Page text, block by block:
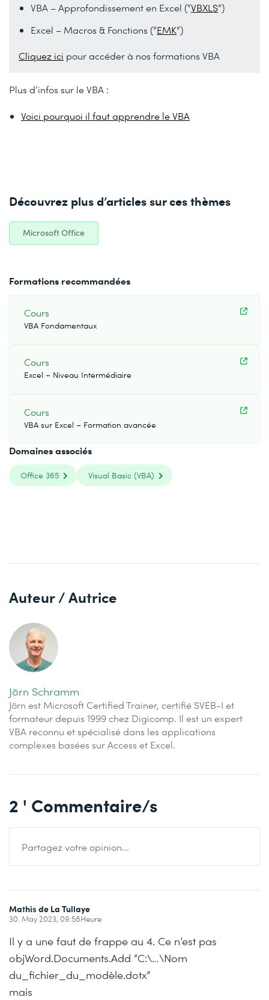
VBA – Approfondissement en Excel (“VBXLS“)
Excel – Macros & Fonctions (“EMK“)
Cliquez ici pour accéder à nos formations VBA
Plus d’infos sur le VBA :
Voici pourquoi il faut apprendre le VBA
Découvrez plus d’articles sur ces thèmes
Microsoft Office
Formations recommandées
Cours
VBA Fondamentaux
Cours
Excel – Niveau Intermédiaire
Cours
VBA sur Excel – Formation avancée
Domaines associés
Office 365 Visual Basic (VBA)
Auteur / Autrice
Jörn Schramm
Jörn est Microsoft Certified Trainer, certifié SVEB-I et
formateur depuis 1999 chez Digicomp. Il est un expert
VBA reconnu et spécialisé dans les applications
complexes basées sur Access et Excel.
2 ' Commentaire/s
Partagez votre opinion...
Mathis de La Tullaye
30. May 2023, 09:58Heure
Il y a une faut de frappe au 4. Ce n’est pas
objWord.Documents.Add “C:\…\Nom
du_fichier_du_modèle.dotx”
mais